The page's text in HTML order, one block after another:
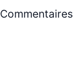
Commentaires